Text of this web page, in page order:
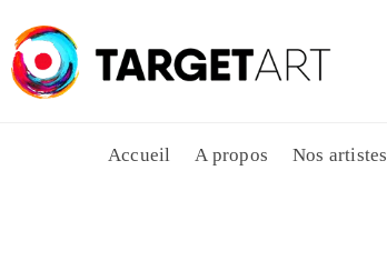
Accueil A propos Nos artistes